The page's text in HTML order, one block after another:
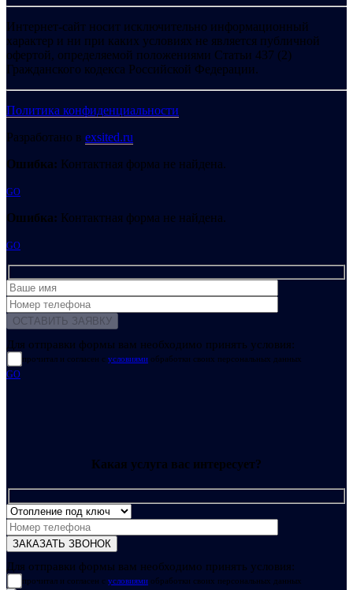
Интернет-сайт носит исключительно информационный
характер и ни при каких условиях не является публичной
офертой, определяемой положениями Статьи 437 (2)
Гражданского кодекса Российской Федерации.
Политика конфиденциальности
Разработано в exsited.ru
Ошибка: Контактная форма не найдена.
GO
Ошибка: Контактная форма не найдена.
GO
Для отправки формы вам необходимо принять условия:
прочитал и согласен с условиями обработки своих персональных данных
GO
Какая услуга вас интересует?
Для отправки формы вам необходимо принять условия:
прочитал и согласен с условиями обработки своих персональных данных